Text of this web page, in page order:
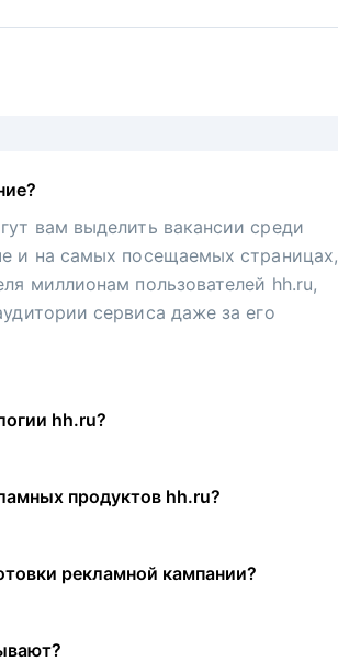
вам выделить вакансии среди
и на самых посещаемых страницах,
миллионам пользователей hh.ru,
сервиса даже за его
hh.ru?
продуктов hh.ru?
рекламной кампании?